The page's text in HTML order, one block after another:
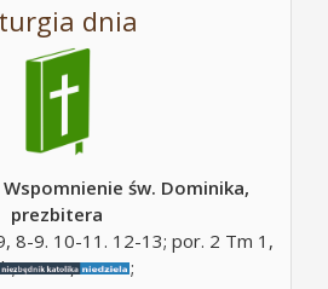
dnia
Wspomnienie św. Dominika,
prezbitera
8-9. 10-11. 12-13; por. 2 Tm 1,
Mt 17, 14-20;